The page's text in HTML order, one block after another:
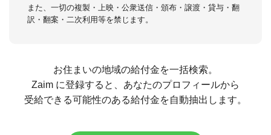
また、一切の複製・上映・公衆送信・頒布・譲渡・貸与・翻
訳・翻案・二次利用等を禁じます。
お住まいの地域の給付金を一括検索。
Zaim に登録すると、あなたのプロフィールから
受給できる可能性のある給付金を自動抽出します。